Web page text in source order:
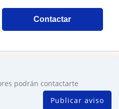
Contactar
podrán contactarte
Publicar aviso